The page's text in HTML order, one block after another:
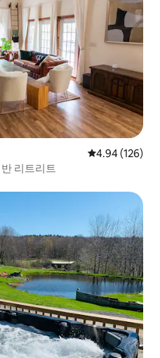
평점 4.94점(5
4.94 (126)
리트리트